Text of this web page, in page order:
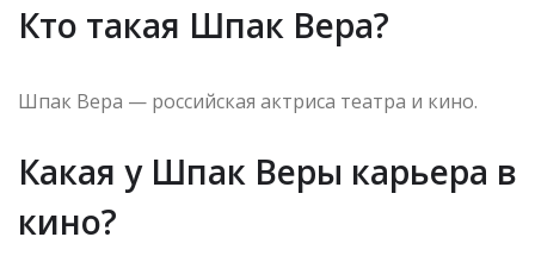
Кто такая Шпак Вера?
Шпак Вера — российская актриса театра и кино.
Какая у Шпак Веры карьера в
кино?